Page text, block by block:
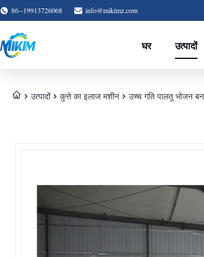
86--19913726068 info@mikimz.com
घर उत्पादों
उत्पादों कुत्ते का इलाज मशीन उच्च गति पालतू भोजन